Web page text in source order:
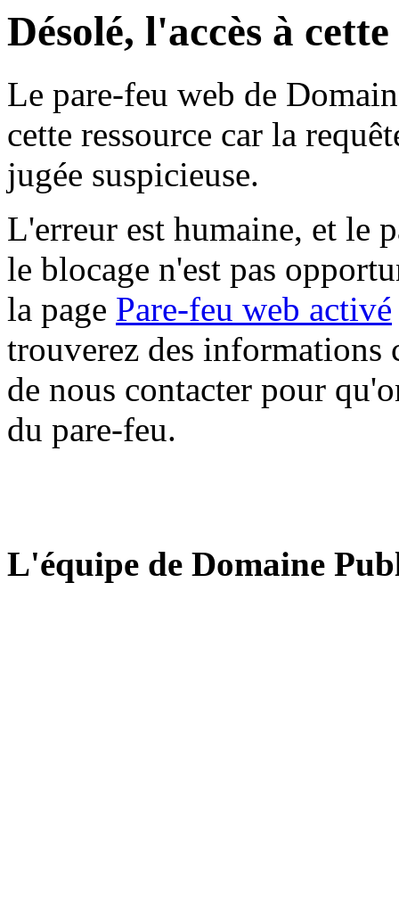
Désolé, l'accès à
Le pare-feu web de
cette ressource car la
jugée suspicieuse.
L'erreur est humaine, et le
le blocage n'est pas
la page Pare-feu web activé
trouverez des informations
de nous contacter pour
du pare-feu.
L'équipe de Domaine